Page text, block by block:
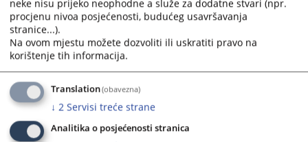
ravnatelja i zamjenika ravnatelja može se produžiti svake četiri godine.
Ravnatelj je odgovoran za sveukupno obavljanje stručnih, financijskih
i administrativnih poslova Tajništva, za izvršenje proračuna kojeg
usvaja Vijeće, kao i za ostale poslove o kojima odluči Vijeće.
Zamjenik ravnatelja je odgovoran za nadzor nad pripremom sjednica
Vijeća i nadzor nad provedbom odluka Vijeća, kao i za ostale poslove o
kojima odluči Vijeće. Zamjenik ravnatelja zamjenjuje ravnatelja u
njegovom odsustvu.
neke nisu prijeko neophodne a služe za dodatne stvari (npr.
procjenu nivoa posjećenosti, budućeg usavršavanja
stranice...).
Na ovom mjestu možete dozvoliti ili uskratiti pravo na
korištenje tih informacija.
Translation(obavezna)
↓ 2 Servisi treće strane
Analitika o posjećenosti stranica